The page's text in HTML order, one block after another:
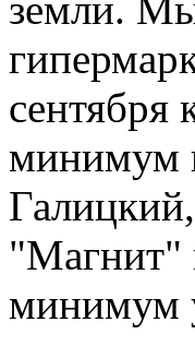
земли.
сентября
минимум
"Магнит"
минимум